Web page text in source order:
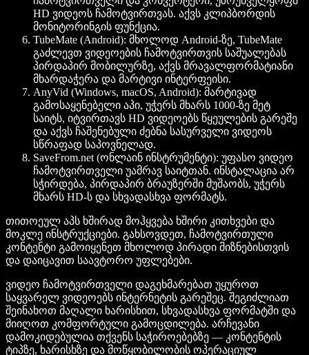
HD ვიდეოს ჩამოტვირთვას. აქვს კლიპბორდის
მონიტორინგის ფუნქცია.
TubeMate (Android): მხოლოდ Android-ზე, TubeMate
გაძლევთ ვიდეოების ჩამოტვირთვის საშუალებას
პირდაპირ მობილურზე, აქვს მრავალფორმატიანი
მხარდაჭერა და მარტივი ინტერფეისი.
AnyVid (Windows, macOS, Android): მარტივად
გამოსაყენებელი აპი, უჭერს მხარს 1000-ზე მეტ
საიტს, იტვირთავს HD ვიდეოებს წყეულების გარეშე
და აქვს ჩაშენებული ძებნა სასურველი ვიდეოს
სწრაფად საპოვნელად.
SaveFrom.net (ონლაინ ინსტრუმენტი): უფასო ვიდეო
ჩამოტვირთველი უამრავ საიტთან. ინსტალაცია არ
სჭირდება, პირდაპირ ბრაუზერში მუშაობს, უჭერს
მხარს HD-ს და სხვადასხვა ფორმატს.
თითოეულ აპს ხშირად მოჰყვება ხშირი კითხვები და
მოკლე ინსტრუქციები. გახსოვდეთ, ჩამოტვირთული
კონტენტი გამოიყენეთ მხოლოდ პირადი მიზნებისთვის
და დაიცავით საავტორო უფლებები.
ვიდეო ჩამოტვირთველი დაგეხმარებათ უყუროთ
საყვარელ ვიდეოებს ინტერნეტის გარეშეც. შეგიძლიათ
შეინახოთ მაღალი ხარისხით, სხვადასხვა ფორმატში და
მიიღოთ კომფორტული გამოცდილება. არჩევანი
დამოკიდებულია თქვენს საჭიროებებზე — კონტენტის
ტიპზე, ხარისხზე და მოწყობილობის ოპერაციულ